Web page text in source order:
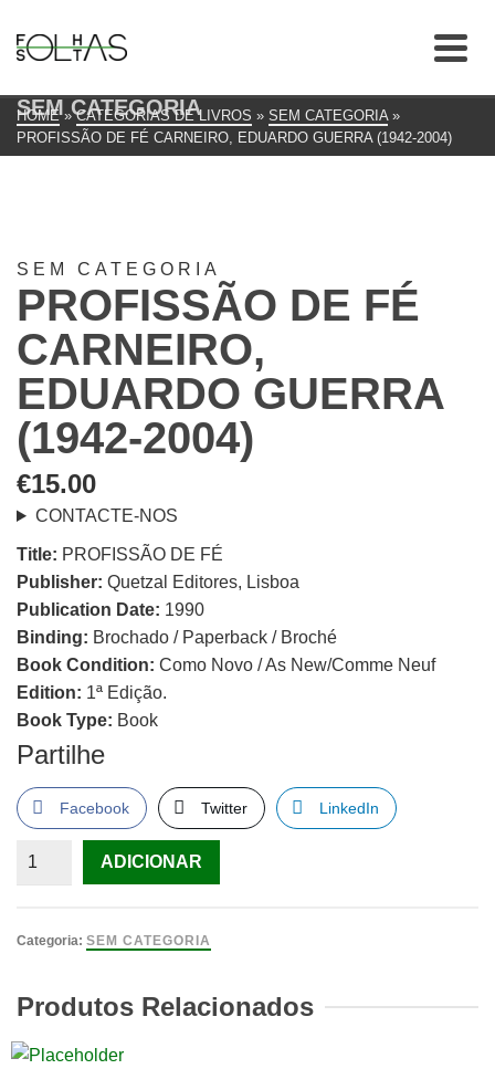
SEM CATEGORIA
HOME » CATEGORIAS DE LIVROS » SEM CATEGORIA »
PROFISSÃO DE FÉ CARNEIRO, EDUARDO GUERRA (1942-2004)
SEM CATEGORIA
PROFISSÃO DE FÉ
CARNEIRO,
EDUARDO GUERRA
(1942-2004)
€15.00
CONTACTE-NOS
Title: PROFISSÃO DE FÉ
Publisher: Quetzal Editores, Lisboa
Publication Date: 1990
Binding: Brochado / Paperback / Broché
Book Condition: Como Novo / As New/Comme Neuf
Edition: 1ª Edição.
Book Type: Book
Partilhe
Facebook Twitter LinkedIn
Quantidade
DE
Eduardo
Guerra
ADICIONAR
Categoria: SEM CATEGORIA
Produtos Relacionados